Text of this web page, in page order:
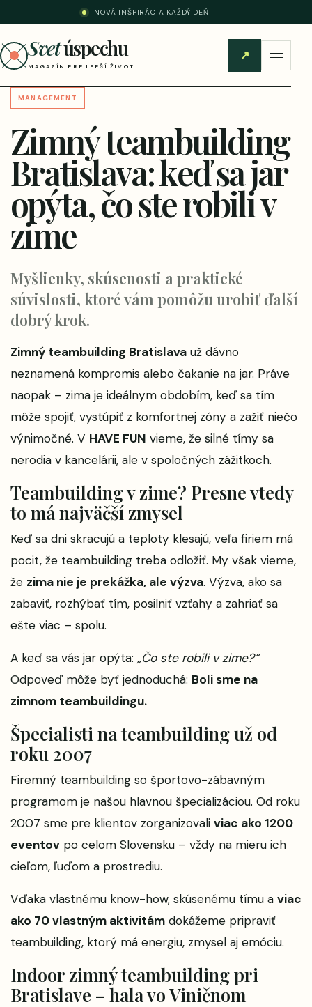
NOVÁ INŠPIRÁCIA KAŽDÝ DEŇ
Svetúspechu
MAGAZÍN PRE LEPŠÍ ŽIVOT
↗
MANAGEMENT
Zimný teambuilding
Bratislava: keď sa jar
opýta, čo ste robili v
zime
Myšlienky, skúsenosti a praktické
súvislosti, ktoré vám pomôžu urobiť ďalší
dobrý krok.
Zimný teambuilding Bratislava už dávno
neznamená kompromis alebo čakanie na jar. Práve
naopak – zima je ideálnym obdobím, keď sa tím
môže spojiť, vystúpiť z komfortnej zóny a zažiť niečo
výnimočné. V HAVE FUN vieme, že silné tímy sa
nerodia v kancelárii, ale v spoločných zážitkoch.
Teambuilding v zime? Presne vtedy
to má najväčší zmysel
Keď sa dni skracujú a teploty klesajú, veľa firiem má
pocit, že teambuilding treba odložiť. My však vieme,
že zima nie je prekážka, ale výzva. Výzva, ako sa
zabaviť, rozhýbať tím, posilniť vzťahy a zahriať sa
ešte viac – spolu.
A keď sa vás jar opýta: „Čo ste robili v zime?“
Odpoveď môže byť jednoduchá: Boli sme na
zimnom teambuildingu.
Špecialisti na teambuilding už od
roku 2007
Firemný teambuilding so športovo-zábavným
programom je našou hlavnou špecializáciou. Od roku
2007 sme pre klientov zorganizovali viac ako 1200
eventov po celom Slovensku – vždy na mieru ich
cieľom, ľuďom a prostrediu.
Vďaka vlastnému know-how, skúsenému tímu a viac
ako 70 vlastným aktivitám dokážeme pripraviť
teambuilding, ktorý má energiu, zmysel aj emóciu.
Indoor zimný teambuilding pri
Bratislave – hala vo Viničnom